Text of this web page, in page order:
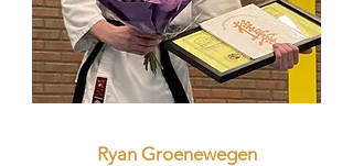
Ryan Groenewegen